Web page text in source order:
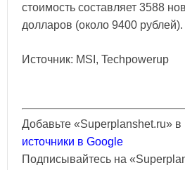
стоимость составляет 3588
долларов (около 9400 рублей).
Источник: MSI, Techpowerup
Добавьте «Superplanshet.ru» в
источники в Google
Подписывайтесь на